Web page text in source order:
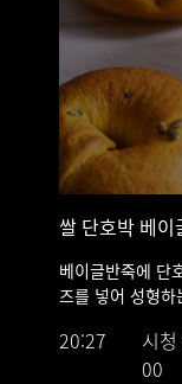
쌀 단호박 베이
베이글반죽에 단
즈를 넣어 성형
20:27
시
00